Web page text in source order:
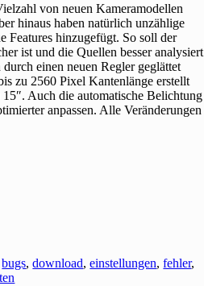
von neuen Kameramodellen
hinaus haben natürlich unzählige
Features hinzugefügt. So soll der
ist und die Quellen besser analysiert
einen neuen Regler geglättet
zu 2560 Pixel Kantenlänge erstellt
Auch die automatische Belichtung
anpassen. Alle Veränderungen
bugs,download,einstellungen,fehler,